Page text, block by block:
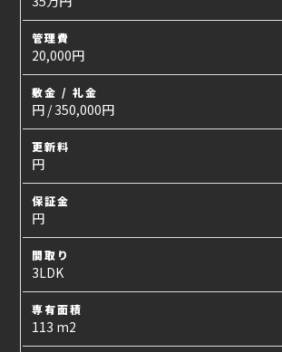
管理費
20,000円
敷金 / 礼金
円 / 350,000円
更新料
円
保証金
円
間取り
3LDK
専有面積
113 m2